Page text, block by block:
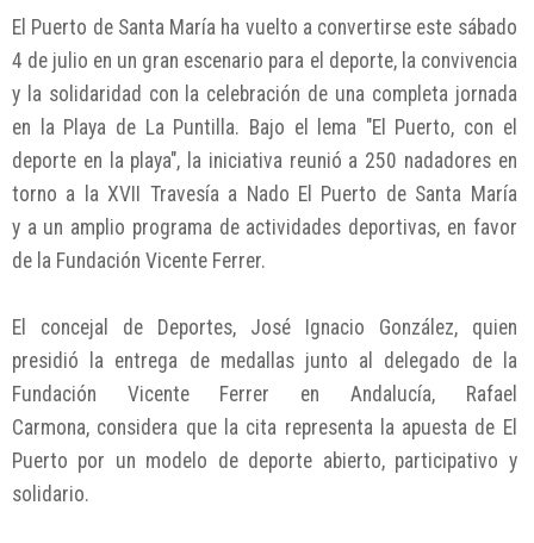
El Puerto de Santa María ha vuelto a convertirse este sábado
4 de julio en un gran escenario para el deporte, la convivencia
y la solidaridad con la celebración de una completa jornada
en la Playa de La Puntilla. Bajo el lema "El Puerto, con el
deporte en la playa", la iniciativa reunió a 250 nadadores en
torno a la XVII Travesía a Nado El Puerto de Santa María
y a un amplio programa de actividades deportivas, en favor
de la Fundación Vicente Ferrer.
El concejal de Deportes, José Ignacio González, quien
presidió la entrega de medallas junto al delegado de la
Fundación Vicente Ferrer en Andalucía, Rafael
Carmona, considera que la cita representa la apuesta de El
Puerto por un modelo de deporte abierto, participativo y
solidario.